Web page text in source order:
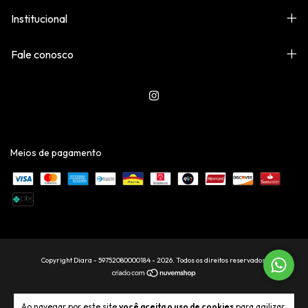
Institucional
Fale conosco
Meios de pagamento
Copyright Diara - 59752080000184 - 2026. Todos os direitos reservados.